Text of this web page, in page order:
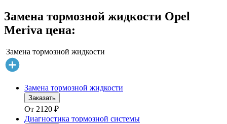
Замена тормозной жидкости Opel
Meriva цена:
Замена тормозной жидкости
Замена тормозной жидкости
Заказать
От 2120 ₽
Диагностика тормозной системы